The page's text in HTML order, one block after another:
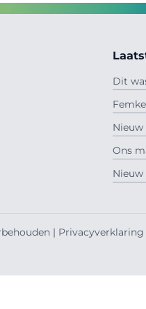
Dit
Ons
Nieuw
| Privacyverklaring